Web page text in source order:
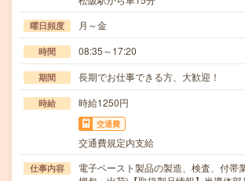
曜日頻度 月～金
時間 08:35～17:20
期間 長期でお仕事できる方、大歓迎！
時給 時給1250円
交通費
交通費規定内支給
仕事内容
電子ペースト製品の製造、検査、付帯